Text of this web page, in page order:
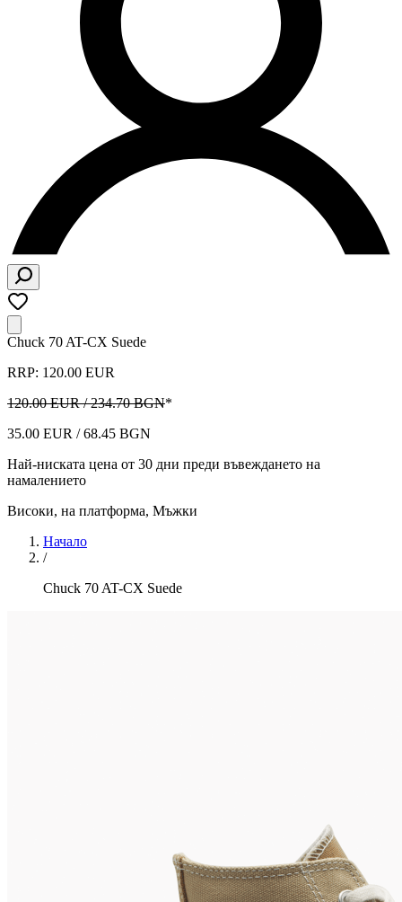
Chuck 70 AT-CX Suede
RRP: 120.00 EUR
120.00 EUR / 234.70 BGN*
35.00 EUR / 68.45 BGN
Най-ниската цена от 30 дни преди въвеждането на
намалението
Високи, на платформа, Мъжки
Начало
/
Chuck 70 AT-CX Suede